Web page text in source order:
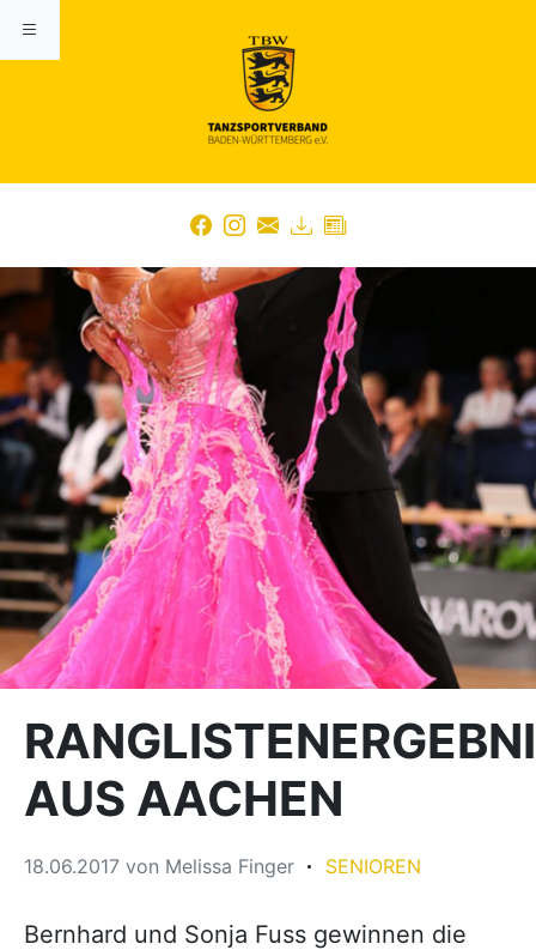
AUS AACHEN
18.06.2017 von Melissa Finger SENIOREN
Bernhard und Sonja Fuss gewinnen die